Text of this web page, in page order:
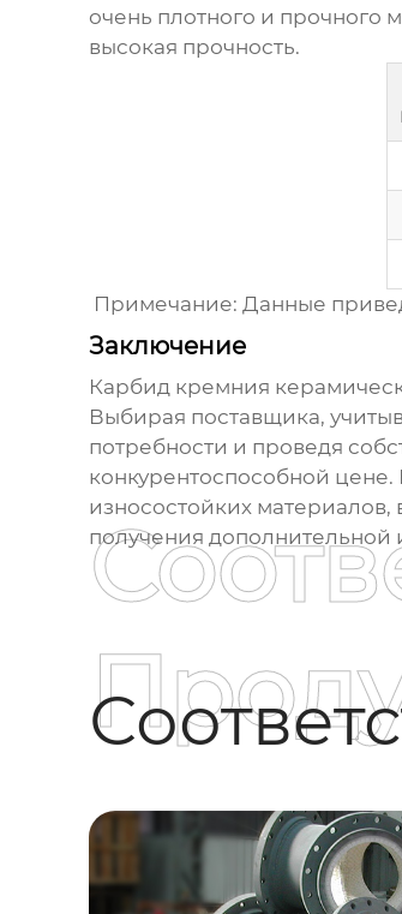
очень плотного и прочного
высокая прочность.
Примечание: Данные
Заключение
Карбид кремния
Выбирая поставщика,
потребности и проведя
конкурентоспособной
износостойких
получения